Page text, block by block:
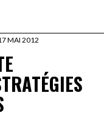
MAI 2012